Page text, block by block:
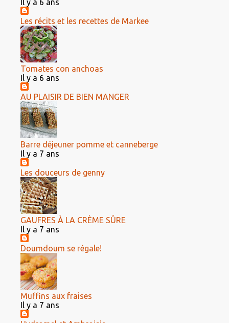
Il y a 6 ans
Les récits et les recettes de Markee
Tomates con anchoas
Il y a 6 ans
AU PLAISIR DE BIEN MANGER
Barre déjeuner pomme et canneberge
Il y a 7 ans
Les douceurs de genny
GAUFRES À LA CRÈME SÛRE
Il y a 7 ans
Doumdoum se régale!
Muffins aux fraises
Il y a 7 ans